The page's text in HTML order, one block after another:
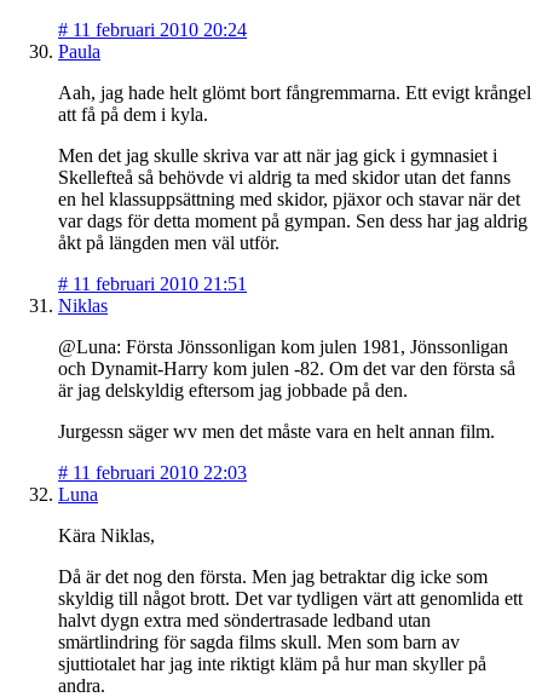
# 11 februari 2010 20:24
Paula
Aah, jag hade helt glömt bort fångremmarna. Ett evigt krångel
att få på dem i kyla.
Men det jag skulle skriva var att när jag gick i gymnasiet i
Skellefteå så behövde vi aldrig ta med skidor utan det fanns
en hel klassuppsättning med skidor, pjäxor och stavar när det
var dags för detta moment på gympan. Sen dess har jag aldrig
åkt på längden men väl utför.
# 11 februari 2010 21:51
Niklas
@Luna: Första Jönssonligan kom julen 1981, Jönssonligan
och Dynamit-Harry kom julen -82. Om det var den första så
är jag delskyldig eftersom jag jobbade på den.
Jurgessn säger wv men det måste vara en helt annan film.
# 11 februari 2010 22:03
Luna
Kära Niklas,
Då är det nog den första. Men jag betraktar dig icke som
skyldig till något brott. Det var tydligen värt att genomlida ett
halvt dygn extra med söndertrasade ledband utan
smärtlindring för sagda films skull. Men som barn av
sjuttiotalet har jag inte riktigt kläm på hur man skyller på
andra.